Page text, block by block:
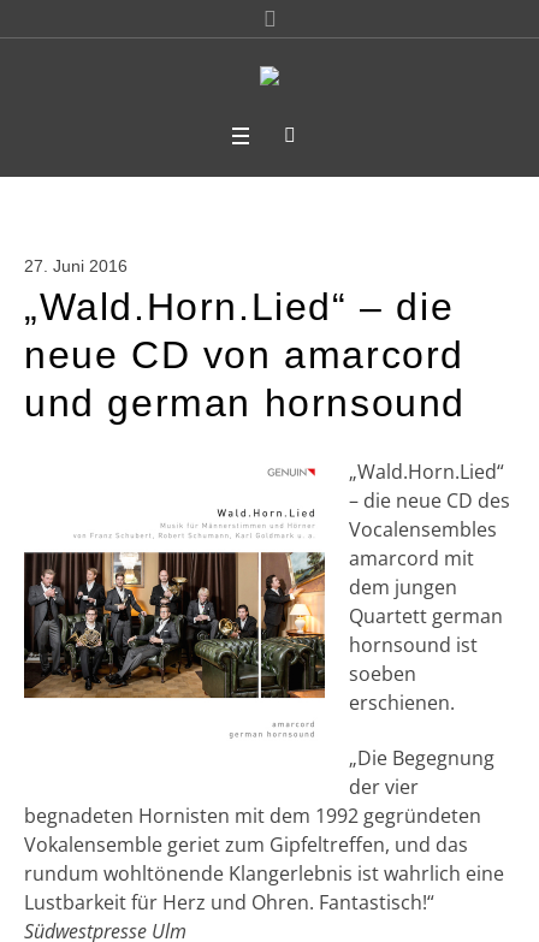
27. Juni 2016
„Wald.Horn.Lied“ – die
neue CD von amarcord
und german hornsound
„Wald.Horn.Lied“
– die neue CD des
Vocalensembles
amarcord mit
dem jungen
Quartett german
hornsound ist
soeben
erschienen.
„Die Begegnung
der vier
begnadeten Hornisten mit dem 1992 gegründeten
Vokalensemble geriet zum Gipfeltreffen, und das
rundum wohltönende Klangerlebnis ist wahrlich eine
Lustbarkeit für Herz und Ohren. Fantastisch!“
Südwestpresse Ulm